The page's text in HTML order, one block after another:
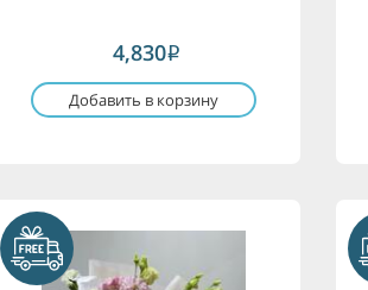
4,830i
Добавить в корзину